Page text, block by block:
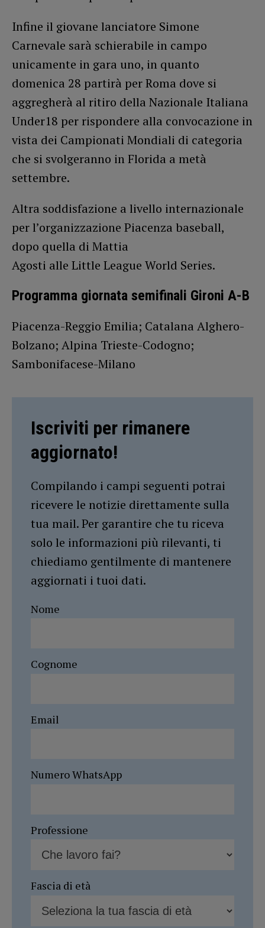
Infine il giovane lanciatore Simone
Carnevale sarà schierabile in campo
unicamente in gara uno, in quanto
domenica 28 partirà per Roma dove si
aggregherà al ritiro della Nazionale Italiana
Under18 per rispondere alla convocazione in
vista dei Campionati Mondiali di categoria
che si svolgeranno in Florida a metà
settembre.
Altra soddisfazione a livello internazionale
per l’organizzazione Piacenza baseball,
dopo quella di Mattia
Agosti alle Little League World Series.
Programma giornata semifinali Gironi A-B
Piacenza-Reggio Emilia; Catalana Alghero-
Bolzano; Alpina Trieste-Codogno;
Sambonifacese-Milano
Iscriviti per rimanere
aggiornato!
Compilando i campi seguenti potrai
ricevere le notizie direttamente sulla
tua mail. Per garantire che tu riceva
solo le informazioni più rilevanti, ti
chiediamo gentilmente di mantenere
aggiornati i tuoi dati.
Nome
Cognome
Email
Numero WhatsApp
Professione
Fascia di età